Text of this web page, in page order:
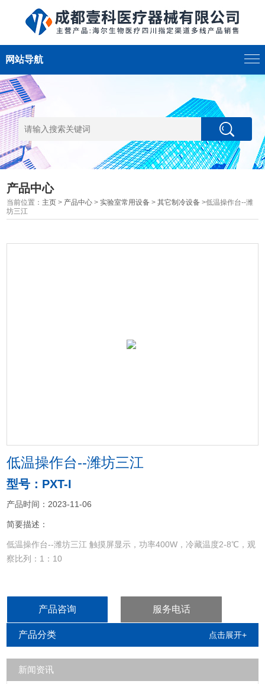
网站导航
产品中心
当前位置： 主页 > 产品中心 >实验室常用设备 >其它制冷设备 >低温操作台--潍
坊三江
低温操作台--潍坊三江
型号：PXT-I
产品时间：2023-11-06
简要描述：
低温操作台--潍坊三江 触摸屏显示，功率400W，冷藏温度2-8℃，观
察比列：1：10
产品咨询 服务电话
产品分类 点击展开+
新闻资讯